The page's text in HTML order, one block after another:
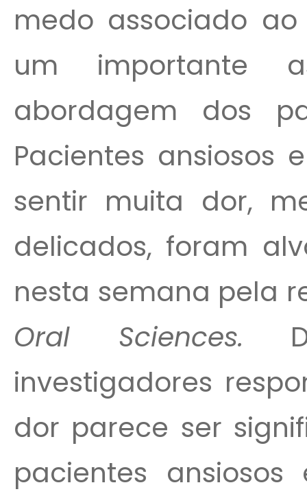
medo associado
um importante
abordagem dos
Pacientes ansiosos
sentir muita dor,
delicados, foram
nesta semana pela
Oral Sciences.
investigadores
dor parece ser
pacientes